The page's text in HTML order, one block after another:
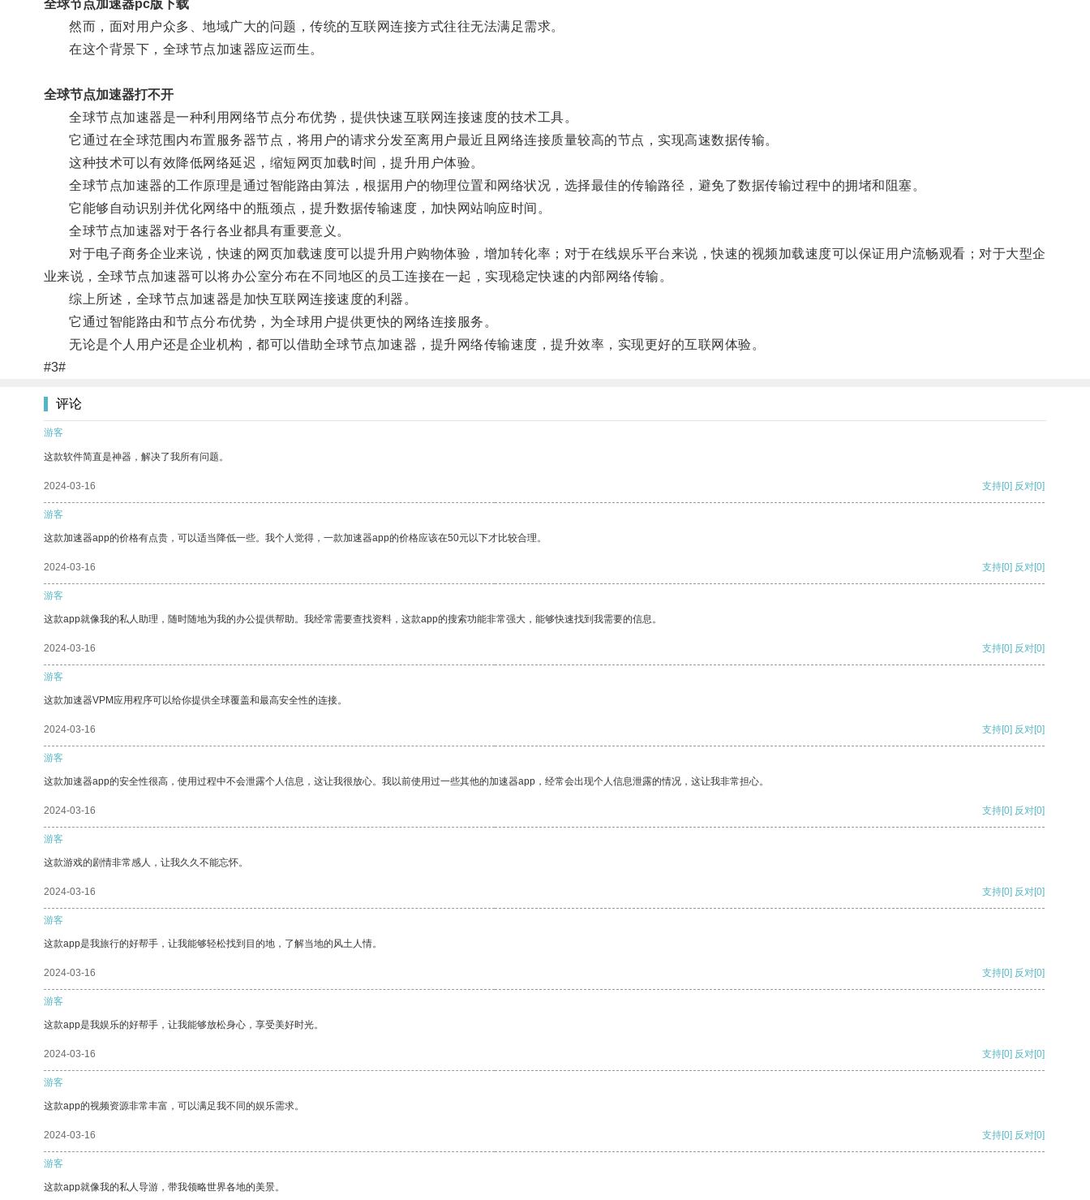
全球节点加速器pc版下载
然而，面对用户众多、地域广大的问题，传统的互联网连接方式往往无法满足需求。
在这个背景下，全球节点加速器应运而生。
全球节点加速器打不开
全球节点加速器是一种利用网络节点分布优势，提供快速互联网连接速度的技术工具。
它通过在全球范围内布置服务器节点，将用户的请求分发至离用户最近且网络连接质量较高的节点，实现高速数据传输。
这种技术可以有效降低网络延迟，缩短网页加载时间，提升用户体验。
全球节点加速器的工作原理是通过智能路由算法，根据用户的物理位置和网络状况，选择最佳的传输路径，避免了数据传输过程中的拥堵和阻塞。
它能够自动识别并优化网络中的瓶颈点，提升数据传输速度，加快网站响应时间。
全球节点加速器对于各行各业都具有重要意义。
对于电子商务企业来说，快速的网页加载速度可以提升用户购物体验，增加转化率；对于在线娱乐平台来说，快速的视频加载速度可以保证用户流畅观看；对于大型企
业来说，全球节点加速器可以将办公室分布在不同地区的员工连接在一起，实现稳定快速的内部网络传输。
综上所述，全球节点加速器是加快互联网连接速度的利器。
它通过智能路由和节点分布优势，为全球用户提供更快的网络连接服务。
无论是个人用户还是企业机构，都可以借助全球节点加速器，提升网络传输速度，提升效率，实现更好的互联网体验。
#3#
评论
游客
这款软件简直是神器，解决了我所有问题。
2024-03-16 支持[0] 反对[0]
游客
这款加速器app的价格有点贵，可以适当降低一些。我个人觉得，一款加速器app的价格应该在50元以下才比较合理。
2024-03-16 支持[0] 反对[0]
游客
这款app就像我的私人助理，随时随地为我的办公提供帮助。我经常需要查找资料，这款app的搜索功能非常强大，能够快速找到我需要的信息。
2024-03-16 支持[0] 反对[0]
游客
这款加速器VPM应用程序可以给你提供全球覆盖和最高安全性的连接。
2024-03-16 支持[0] 反对[0]
游客
这款加速器app的安全性很高，使用过程中不会泄露个人信息，这让我很放心。我以前使用过一些其他的加速器app，经常会出现个人信息泄露的情况，这让我非常担心。
2024-03-16 支持[0] 反对[0]
游客
这款游戏的剧情非常感人，让我久久不能忘怀。
2024-03-16 支持[0] 反对[0]
游客
这款app是我旅行的好帮手，让我能够轻松找到目的地，了解当地的风土人情。
2024-03-16 支持[0] 反对[0]
游客
这款app是我娱乐的好帮手，让我能够放松身心，享受美好时光。
2024-03-16 支持[0] 反对[0]
游客
这款app的视频资源非常丰富，可以满足我不同的娱乐需求。
2024-03-16 支持[0] 反对[0]
游客
这款app就像我的私人导游，带我领略世界各地的美景。